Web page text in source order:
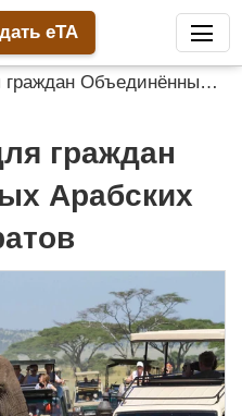
eTA
Объединённых Арабских Эмиратов
граждан
Арабских